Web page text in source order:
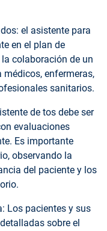
el asistente para
en el plan de
colaboración de un
enfermeras,
sanitarios.
de tos debe ser
evaluaciones
Es importante
observando la
del paciente y los
Los pacientes y sus
sobre el